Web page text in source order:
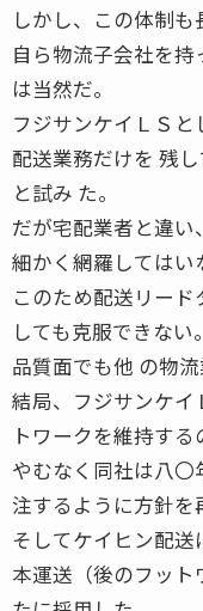
しかし、この体制も
自ら物流子会社を
は当然だ。
フジサンケイＬＳ
配送業務だけを 残
と試み た。
だが宅配業者と違
細かく網羅してはい
このため配送リー
しても克服できない。
品質面でも他 の物
結局、フジサンケイ
トワークを維持する
やむなく同社は八
注するように方針を
そしてケイヒン配送
本運送（後のフッ